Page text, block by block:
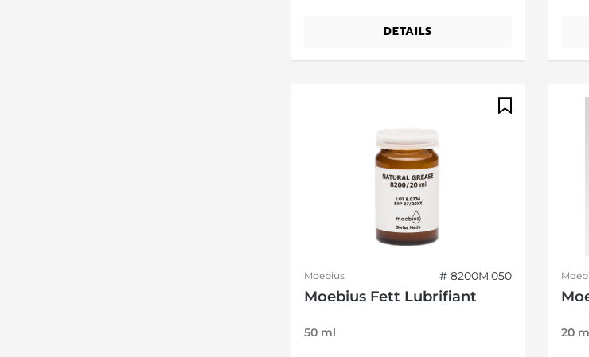
DETAILS
Moebius # 8200M.050
Moebius Fett Lubrifiant
50 ml 20